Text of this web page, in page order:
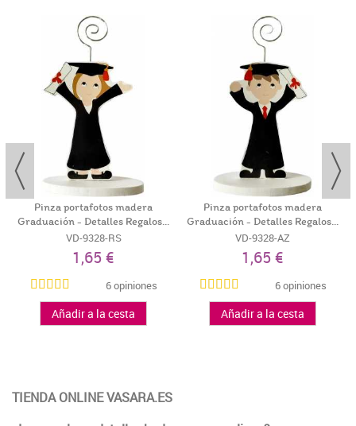
Pinza portafotos madera
Graduación - Detalles Regalos...
VD-9328-RS
1,65 €
6 opiniones
Añadir a la cesta
Pinza portafotos madera
Graduación - Detalles Regalos...
VD-9328-AZ
1,65 €
6 opiniones
Añadir a la cesta
TIENDA ONLINE VASARA.ES